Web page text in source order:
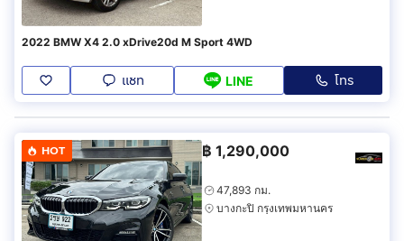
2022 BMW X4 2.0 xDrive20d M Sport 4WD
แชท LINE โทร
HOT ฿ 1,290,000
47,893 กม.
บางกะปิ กรุงเทพมหานคร